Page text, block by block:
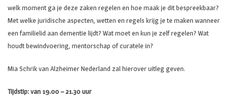
welk moment ga je deze zaken regelen en hoe maak je dit bespreekbaar?
Met welke juridische aspecten, wetten en regels krijg je te maken wanneer
een familielid aan dementie lijdt? Wat moet en kun je zelf regelen? Wat
houdt bewindvoering, mentorschap of curatele in?
Mia Schrik van Alzheimer Nederland zal hierover uitleg geven.
Tijdstip: van 19.00 – 21.30 uur